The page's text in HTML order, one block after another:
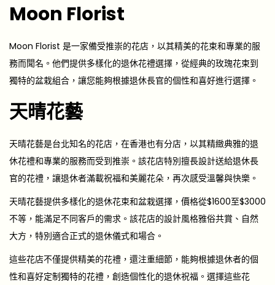
Moon Florist
Moon Florist 是一家備受推崇的花店，以其精美的花束和專業的服
務而聞名。他們提供多樣化的退休花禮選擇，從經典的玫瑰花束到
獨特的盆栽組合，讓您能夠根據退休長官的個性和喜好進行選擇。
天晴花藝
天晴花藝是台北知名的花店，在香港也有分店，以其精緻典雅的退
休花禮和專業的服務而受到推崇。該花店特別擅長設計送給退休長
官的花禮，讓退休者滿載祝福和美麗花朵，再次感受溫馨與快樂。
天晴花藝提供多樣化的退休花束和盆栽選擇，價格從$1600至$3000
不等，能滿足不同客戶的需求。該花店的設計風格雅俗共賞、自然
大方，特別適合正式的退休儀式和場合。
這些花店不僅提供精美的花禮，還注重細節，能夠根據退休者的個
性和喜好定制獨特的花禮，創造個性化的退休祝福。選擇這些花